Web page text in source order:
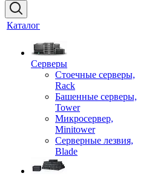
Каталог
Серверы
Стоечные серверы,
Rack
Башенные серверы,
Tower
Микросервер,
Minitower
Серверные лезвия,
Blade